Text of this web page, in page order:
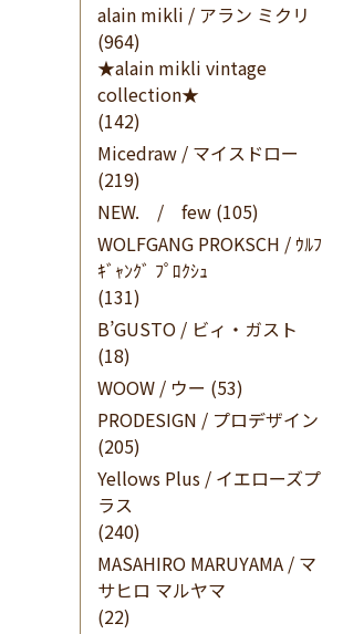
alain mikli / アラン ミクリ
(964)
★alain mikli vintage
collection★
(142)
Micedraw / マイスドロー
(219)
NEW. / few (105)
WOLFGANG PROKSCH / ｳﾙﾌ
ｷﾞｬﾝｸﾞ ﾌﾟﾛｸｼｭ
(131)
B’GUSTO / ビィ・ガスト
(18)
WOOW / ウー (53)
PRODESIGN / プロデザイン
(205)
Yellows Plus / イエローズプ
ラス
(240)
MASAHIRO MARUYAMA / マ
サヒロ マルヤマ
(22)